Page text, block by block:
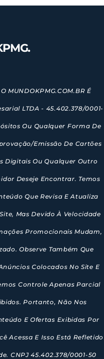
MUNDOKPMG.COM.BR É
LTDA - 45.402.378/0001-
Ou Qualquer Forma De
emissão De Cartões
Digitais Ou Qualquer Outro
Deseje Encontrar. Temos
Que Revisa E Atualiza
Mas Devido À Velocidade
Promocionais Mudam,
Observe Também Que
Colocados No Site E
Controle Apenas Parcial
Portanto, Não Nos
E Ofertas Exibidas Por
Acessa E Isso Está Refletido
CNPJ 45.402.378/0001-50